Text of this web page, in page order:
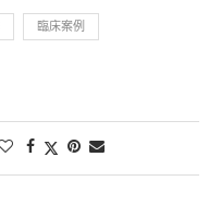
臨床案例